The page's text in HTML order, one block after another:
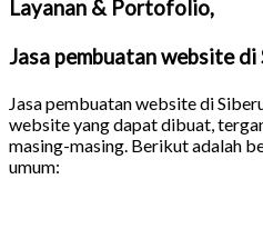
Layanan & Portofolio,
Jasa pembuatan website di
Jasa pembuatan website di
website yang dapat dibuat,
masing-masing. Berikut adalah
umum: